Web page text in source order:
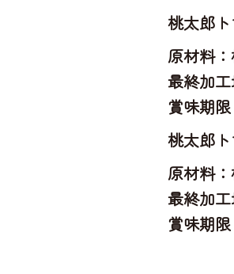
桃太郎
原材料
最終加
賞味期
桃太郎
原材料
最終加
賞味期